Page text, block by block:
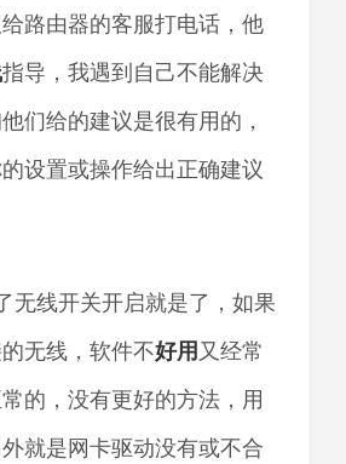
路由器的客服打电话，他
指导，我遇到自己不能解决
们给的建议是很有用的，
设置或操作给出正确建议
无线开关开启就是了，如果
无线，软件不好用 又经常
的，没有更好的方法，用
就是网卡驱动没有或不合